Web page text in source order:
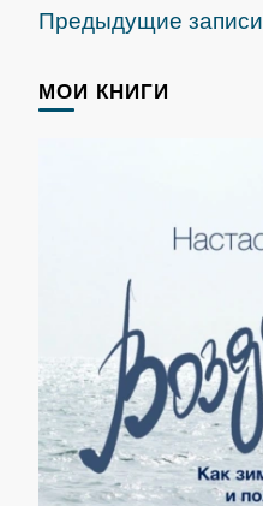
Навигация
записям
Предыдущие записи
МОИ КНИГИ